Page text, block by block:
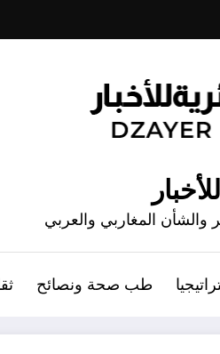
والشأن المغاربي والعربي
طب صحة ونصائح